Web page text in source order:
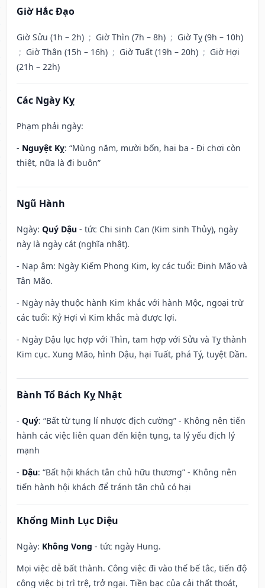
Giờ Hắc Đạo
Giờ Sửu (1h – 2h) ; Giờ Thìn (7h – 8h) ; Giờ Tỵ (9h – 10h)
; Giờ Thân (15h – 16h) ; Giờ Tuất (19h – 20h) ; Giờ Hợi
(21h – 22h)
Các Ngày Kỵ
Phạm phải ngày:
- Nguyệt Kỵ: “Mùng năm, mười bốn, hai ba - Đi chơi còn
thiệt, nữa là đi buôn”
Ngũ Hành
Ngày: Quý Dậu - tức Chi sinh Can (Kim sinh Thủy), ngày
này là ngày cát (nghĩa nhật).
- Nạp âm: Ngày Kiếm Phong Kim, kỵ các tuổi: Đinh Mão và
Tân Mão.
- Ngày này thuộc hành Kim khắc với hành Mộc, ngoại trừ
các tuổi: Kỷ Hợi vì Kim khắc mà được lợi.
- Ngày Dậu lục hợp với Thìn, tam hợp với Sửu và Tỵ thành
Kim cục. Xung Mão, hình Dậu, hại Tuất, phá Tý, tuyệt Dần.
Bành Tổ Bách Kỵ Nhật
- Quý: “Bất từ tụng lí nhược địch cường” - Không nên tiến
hành các việc liên quan đến kiện tụng, ta lý yếu địch lý
mạnh
- Dậu: “Bất hội khách tân chủ hữu thương” - Không nên
tiến hành hội khách để tránh tân chủ có hại
Khổng Minh Lục Diệu
Ngày: Không Vong - tức ngày Hung.
Mọi việc dễ bất thành. Công việc đi vào thế bế tắc, tiến độ
công việc bị trì trệ, trở ngại. Tiền bạc của cải thất thoát,